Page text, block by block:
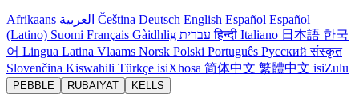
Afrikaans Čeština Deutsch English Español Español
(Latino) Suomi Français Gàidhlig עבריתहिन्दी Italiano 日本語 한국
어 Lingua Latina Vlaams Norsk Polski Português Русскийसंस्कृत
Slovenčina Kiswahili Türkçe isiXhosa 简体中文 繁體中文 isiZulu
PEBBLE RUBAIYAT KELLS